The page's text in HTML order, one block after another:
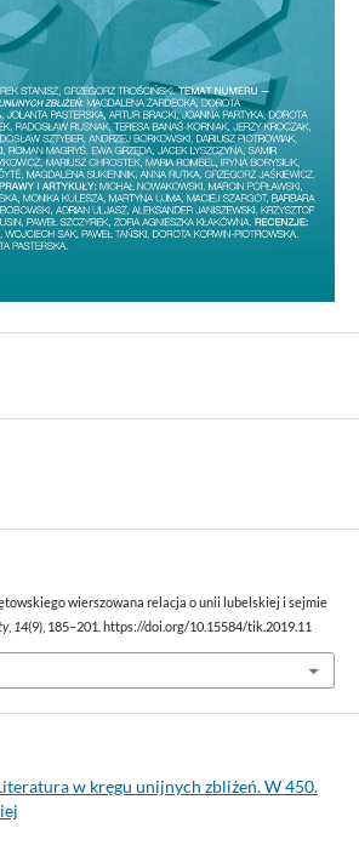
wierszowana relacja o unii lubelskiej i sejmie
, 14(9), 185–201. https://doi.org/10.15584/tik.2019.11
w kręgu unijnych zbliżeń. W 450.